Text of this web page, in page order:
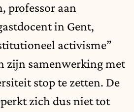
professor aan
in Gent,
activisme”
zijn samenwerking met
stop te zetten. De
zich dus niet tot